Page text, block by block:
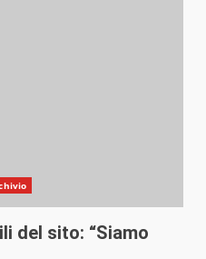
del sito: “Siamo